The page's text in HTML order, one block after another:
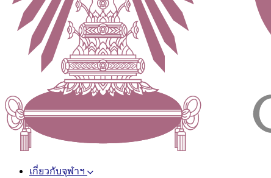
เกี่ยวกับจุฬาฯ